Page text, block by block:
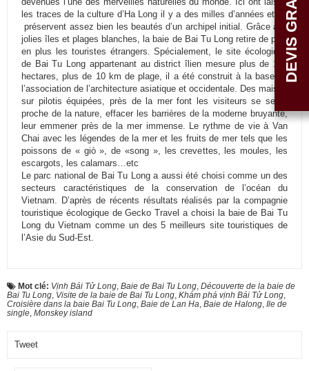
les traces de la culture d’Ha Long il y a des milles d’années et où
préservent assez bien les beautés d’un archipel initial. Grâce aux
jolies îles et plages blanches, la baie de Bai Tu Long retire de plus
en plus les touristes étrangers. Spécialement, le site écologique
de Bai Tu Long appartenant au district îlien mesure plus de 100
hectares, plus de 10 km de plage, il a été construit à la base de
l’association de l’architecture asiatique et occidentale. Des maison
sur pilotis équipées, près de la mer font les visiteurs se sentir
proche de la nature, effacer les barrières de la moderne bruyante,
leur emmener près de la mer immense. Le rythme de vie à Van
Chai avec les légendes de la mer et les fruits de mer tels que les
poissons de « giò », de «song », les crevettes, les moules, les
escargots, les calamars…etc
Le parc national de Bai Tu Long a aussi été choisi comme un des
secteurs caractéristiques de la conservation de l’océan du
Vietnam. D’après de récents résultats réalisés par la compagnie
touristique écologique de Gecko Travel a choisi la baie de Bai Tu
Long du Vietnam comme un des 5 meilleurs site touristiques de
l’Asie du Sud-Est.
Mot clé: Vịnh Bái Tử Long Baie de Bai Tu Long Découverte de la baie de
Bai Tu Long Visite de la baie de Bai Tu Long Khám phá vịnh Bái Tử Long
Croisière dans la baie Bai Tu Long Baie de Lan Ha Baie de Halong Ile de
single Monskey island
Tweet
DEVIS GRATUIT